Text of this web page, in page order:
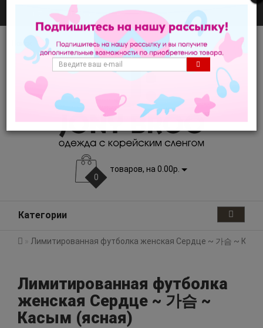
+7 929 JONY 222
0
товаров, на 0.00р.
Категории
Лимитированная футболка женская Сердце ~ 가슴 ~
Лимитированная футболка
женская Сердце ~ 가슴 ~
Касым (ясная)
×